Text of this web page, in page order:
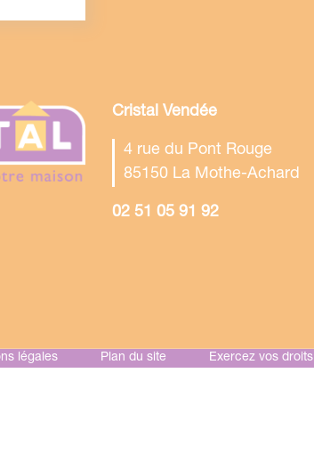
Cristal Vendée
4 rue du Pont Rouge
85150 La Mothe-Achard
02 51 05 91 92
légales Plan du site Exercez vos droits